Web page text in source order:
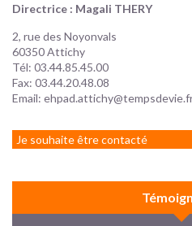
Directrice : Magali THERY
2, rue des Noyonvals
60350 Attichy
Tél: 03.44.85.45.00
Fax: 03.44.20.48.08
Email:
Je souhaite être contacté